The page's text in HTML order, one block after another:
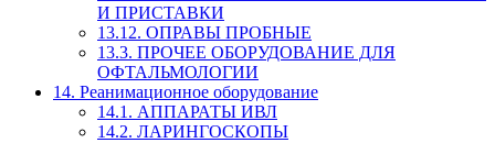
И ПРИСТАВКИ
13.12. ОПРАВЫ ПРОБНЫЕ
13.3. ПРОЧЕЕ ОБОРУДОВАНИЕ ДЛЯ
ОФТАЛЬМОЛОГИИ
14. Реанимационное оборудование
14.1. АППАРАТЫ ИВЛ
14.2. ЛАРИНГОСКОПЫ